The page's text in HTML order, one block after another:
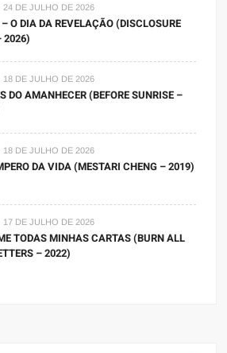
24 DE JULHO DE 2026
O DIA DA REVELAÇÃO (DISCLOSURE
2026)
18 DE JULHO DE 2026
DO AMANHECER (BEFORE SUNRISE –
18 DE JULHO DE 2026
DA VIDA (MESTARI CHENG – 2019)
17 DE JULHO DE 2026
TODAS MINHAS CARTAS (BURN ALL
– 2022)